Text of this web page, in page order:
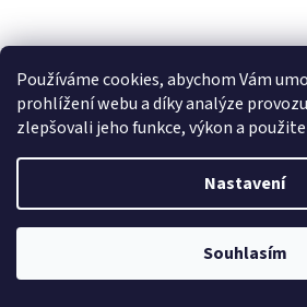
Používáme cookies, abychom Vám
prohlížení webu a díky analýze
zlepšovali jeho funkce, výkon a
Nastavení
Souhlasím